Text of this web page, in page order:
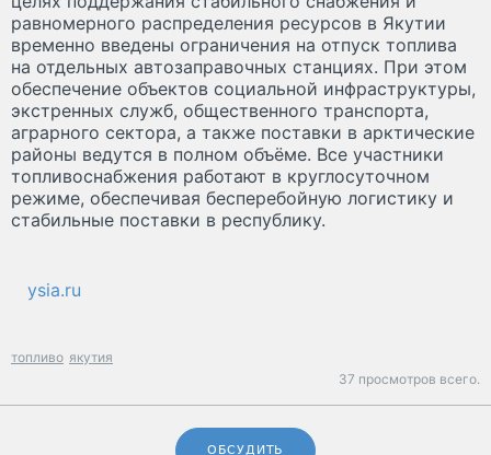
равномерного распределения ресурсов в Якутии
временно введены ограничения на отпуск топлива
на отдельных автозаправочных станциях. При этом
обеспечение объектов социальной инфраструктуры,
экстренных служб, общественного транспорта,
аграрного сектора, а также поставки в арктические
районы ведутся в полном объёме. Все участники
топливоснабжения работают в круглосуточном
режиме, обеспечивая бесперебойную логистику и
стабильные поставки в республику.
ysia.ru
топливо якутия
37 просмотров всего.
ОБСУДИТЬ